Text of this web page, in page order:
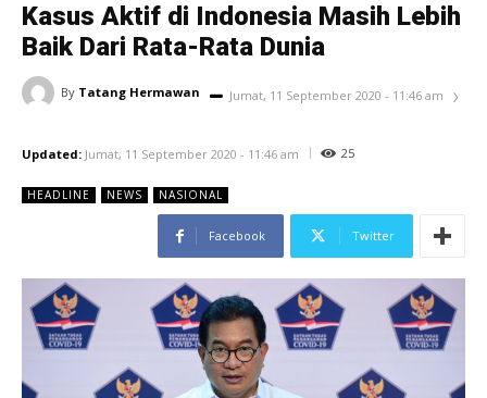
Kasus Aktif di Indonesia Masih Lebih
Baik Dari Rata-Rata Dunia
By Tatang Hermawan Jumat, 11 September 2020 - 11:46 am
Updated: Jumat, 11 September 2020 - 11:46 am 25
HEADLINE NEWS NASIONAL
Facebook Twitter